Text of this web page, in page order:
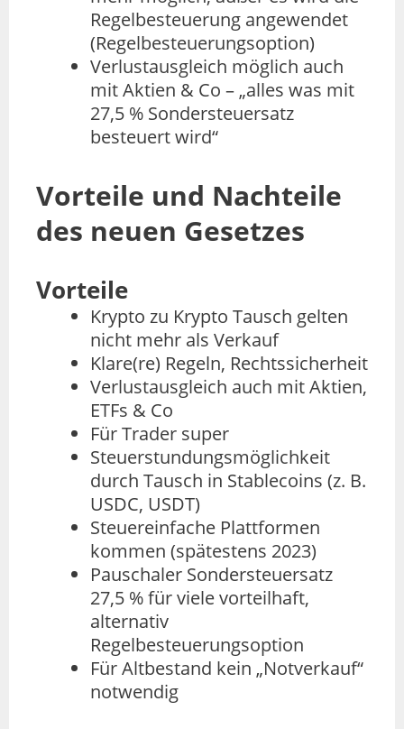
Regelbesteuerung angewendet
(Regelbesteuerungsoption)
Verlustausgleich möglich auch
mit Aktien & Co – „alles was mit
27,5 % Sondersteuersatz
besteuert wird“
Vorteile und Nachteile
des neuen Gesetzes
Vorteile
Krypto zu Krypto Tausch gelten
nicht mehr als Verkauf
Klare(re) Regeln, Rechtssicherheit
Verlustausgleich auch mit Aktien,
ETFs & Co
Für Trader super
Steuerstundungsmöglichkeit
durch Tausch in Stablecoins (z. B.
USDC, USDT)
Steuereinfache Plattformen
kommen (spätestens 2023)
Pauschaler Sondersteuersatz
27,5 % für viele vorteilhaft,
alternativ
Regelbesteuerungsoption
Für Altbestand kein „Notverkauf“
notwendig